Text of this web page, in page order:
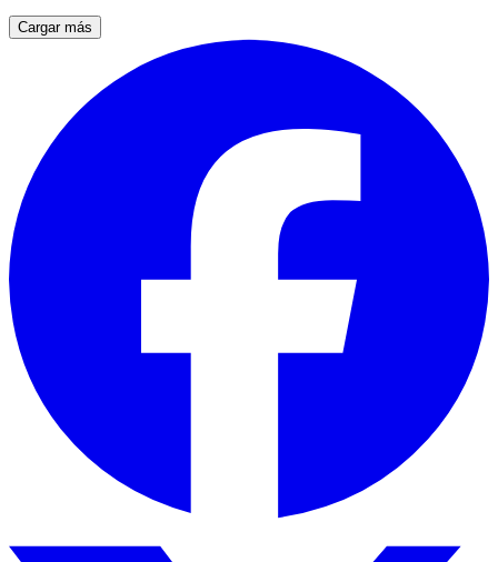
Cargar más